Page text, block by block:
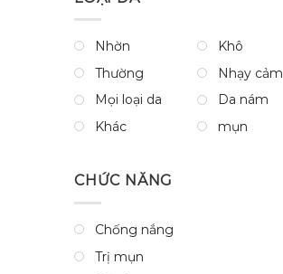
Nhờn
Khô
Thường
Nhạy cảm
Mọi loại da
Da nám
Khác
mụn
CHỨC NĂNG
Chống nắng
Trị mụn